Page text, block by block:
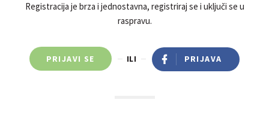
Registracija je brza i jednostavna, registriraj se i uključi se u
raspravu.
PRIJAVI SE ILI PRIJAVA